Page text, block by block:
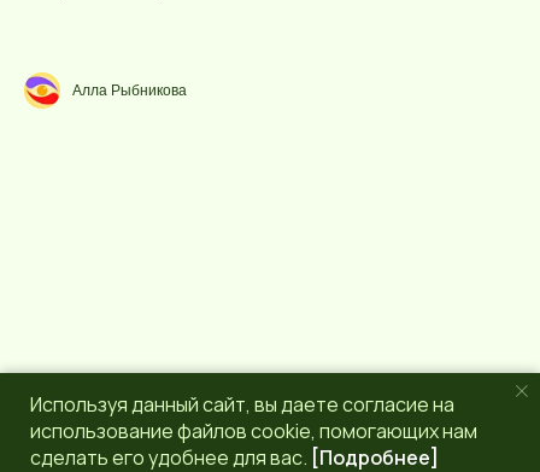
Алла Рыбникова
Используя данный сайт, вы даете согласие на
использование файлов cookie, помогающих нам
сделать его удобнее для вас. [Подробнее]